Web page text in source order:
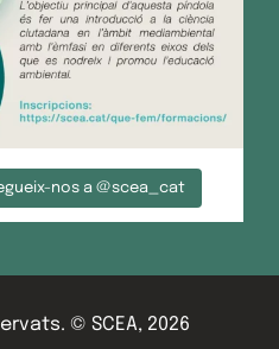
nos a @scea_cat
© SCEA, 2026